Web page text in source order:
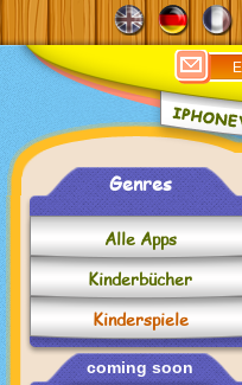
Genres
Alle Apps
Kinderbücher
Kinderspiele
coming soon